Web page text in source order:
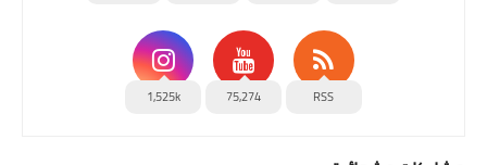
RSS
75,274
1,525k